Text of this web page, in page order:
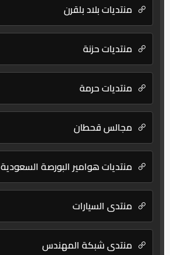
منتديات بلاد بلقرن
منتديات حزنة
منتديات حرمة
مجالس قحطان
منتديات هوامير البورصة السعودية
منتدى السيارات
منتدى شبكة المهندس